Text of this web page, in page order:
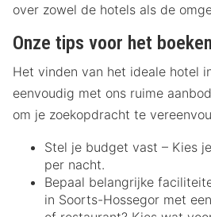
over zowel de hotels als de
Onze tips voor het boeken
Het vinden van het ideale hotel
eenvoudig met ons ruime
om je zoekopdracht te
Stel je budget vast – Kies
per nacht.
Bepaal belangrijke
in Soorts-Hossegor met